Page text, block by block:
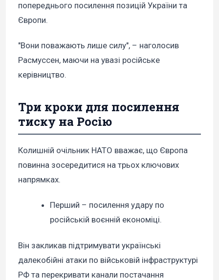
попереднього посилення позицій України та
Європи.
"Вони поважають лише силу", – наголосив
Расмуссен, маючи на увазі російське
керівництво.
Три кроки для посилення
тиску на Росію
Колишній очільник НАТО вважає, що Європа
повинна зосередитися на трьох ключових
напрямках.
Перший – посилення удару по
російській воєнній економіці.
Він закликав підтримувати українські
далекобійні атаки по військовій інфраструктурі
РФ та перекривати канали постачання